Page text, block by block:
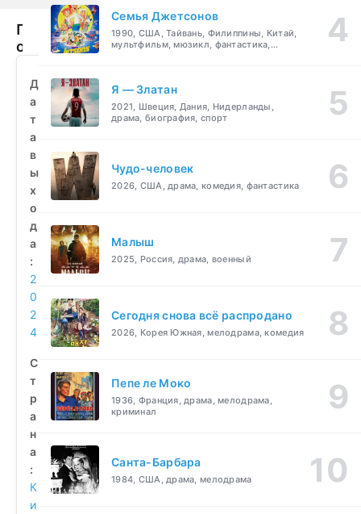
Помни
обо
(2024)
смотреть
бесплатно
Д
а
т
а
в
ы
х
о
д
а
:
2
0
2
4
С
т
р
а
н
а
:
К
и
Семья Джетсонов
1990, США, Тайвань, Филиппины, Китай,
мультфильм, мюзикл, фантастика,
Я — Златан
2021, Швеция, Дания, Нидерланды,
драма, биография, спорт
Чудо-человек
2026, США, драма, комедия, фантастика
Малыш
2025, Россия, драма, военный
Сегодня снова всё распродано
2026, Корея Южная, мелодрама, комедия
Пепе ле Моко
1936, Франция, драма, мелодрама,
криминал
Санта-Барбара
1984, США, драма, мелодрама